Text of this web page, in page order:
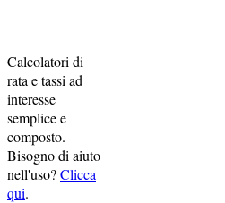
Calcolatori di
rata e tassi ad
interesse
semplice e
composto.
Bisogno di aiuto
nell'uso?Clicca
qui.